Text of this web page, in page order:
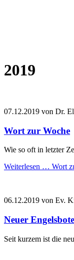
2019
07.12.2019 von Dr.
Wort zur Woche
Wie so oft in letzter
Weiterlesen … Wort
06.12.2019 von Ev.
Neuer
Seit kurzem ist die